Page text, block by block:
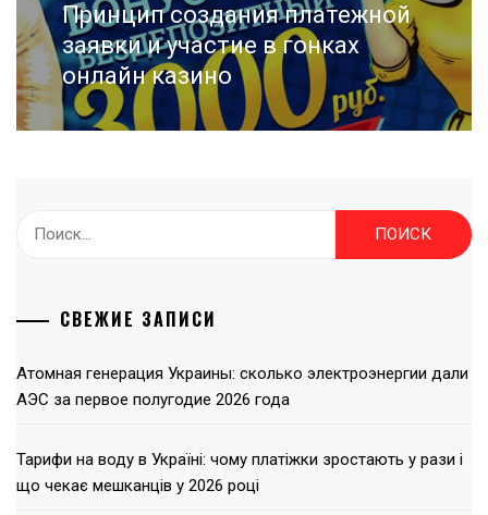
Next
post:
Принцип создания платежной
заявки и участие в гонках
онлайн казино
СВЕЖИЕ ЗАПИСИ
Атомная генерация Украины: сколько электроэнергии дали
АЭС за первое полугодие 2026 года
Тарифи на воду в Україні: чому платіжки зростають у рази і
що чекає мешканців у 2026 році